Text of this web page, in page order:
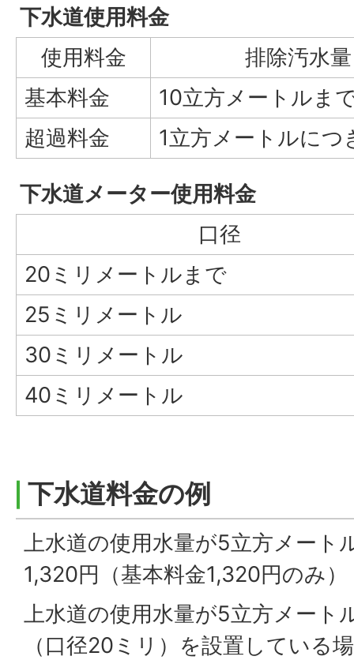
下水道使用料金
使用料金
排除汚水量
基本料金
10立方メートルま
超過料金
1立方メートルにつ
下水道メーター使用料金
口径
20ミリメートルまで
25ミリメートル
30ミリメートル
40ミリメートル
下水道料金の例
上水道の使用水量が5立方メート
1,320円（基本料金1,320円のみ）
上水道の使用水量が5立方メート
（口径20ミリ）を設置している